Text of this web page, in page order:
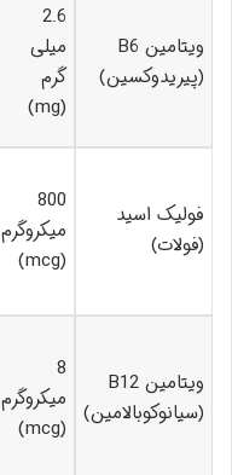
ویتامین B6
(پیریدوکسین)
2.6
میلی
گرم
(mg)
فولیک اسید
(فولات)
800
میکروگرم
(mcg)
ویتامین B12
(سیانوکوبالامین)
8
میکروگرم
(mcg)